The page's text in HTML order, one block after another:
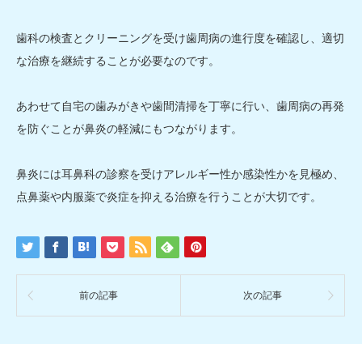
歯科の検査とクリーニングを受け歯周病の進行度を確認し、適切
な治療を継続することが必要なのです。
あわせて自宅の歯みがきや歯間清掃を丁寧に行い、歯周病の再発
を防ぐことが鼻炎の軽減にもつながります。
鼻炎には耳鼻科の診察を受けアレルギー性か感染性かを見極め、
点鼻薬や内服薬で炎症を抑える治療を行うことが大切です。
前の記事 次の記事